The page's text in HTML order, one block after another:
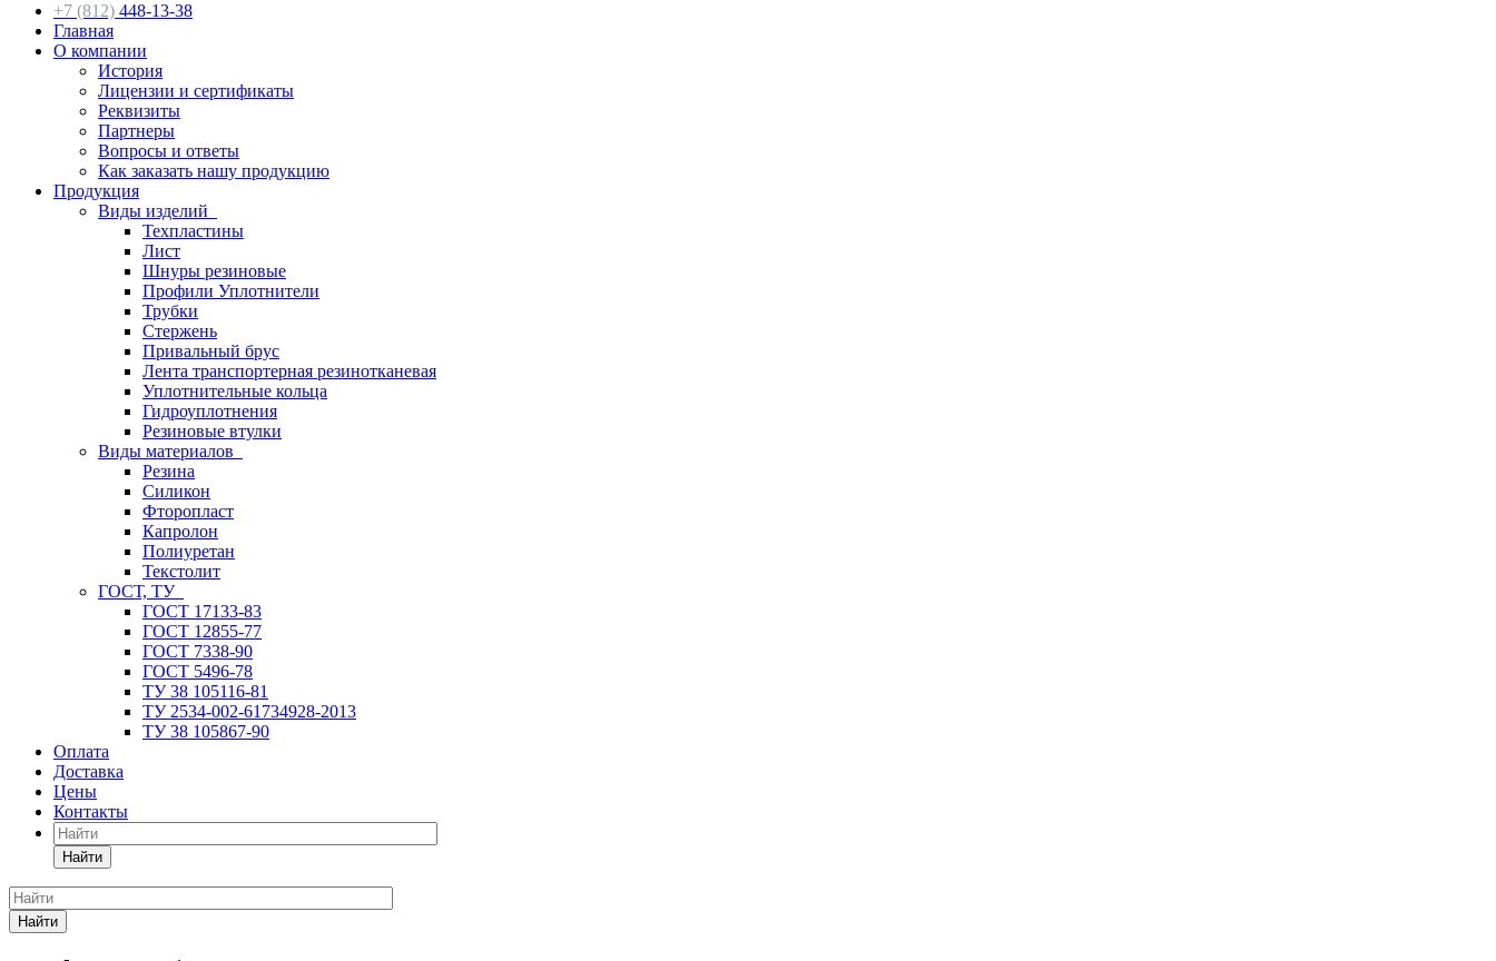
+7 (812) 448-13-38
Главная
О компании
История
Лицензии и сертификаты
Реквизиты
Партнеры
Вопросы и ответы
Как заказать нашу продукцию
Продукция
Виды изделий
Техпластины
Лист
Шнуры резиновые
Профили Уплотнители
Трубки
Стержень
Привальный брус
Лента транспортерная резинотканевая
Уплотнительные кольца
Гидроуплотнения
Резиновые втулки
Виды материалов
Резина
Силикон
Фторопласт
Капролон
Полиуретан
Текстолит
ГОСТ, ТУ
ГОСТ 17133-83
ГОСТ 12855-77
ГОСТ 7338-90
ГОСТ 5496-78
ТУ 38 105116-81
ТУ 2534-002-61734928-2013
ТУ 38 105867-90
Оплата
Доставка
Цены
Контакты
Найти
Найти